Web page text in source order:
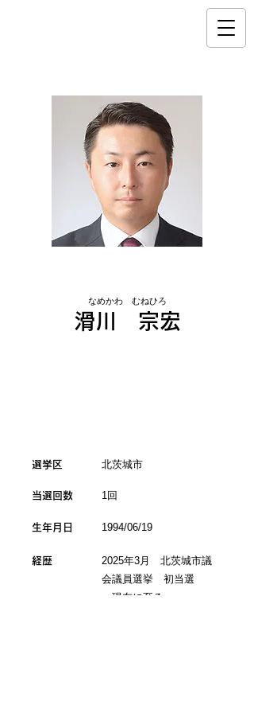
滑川 宗宏
なめかわ むねひろ
​選挙区 北茨城市
当選回数 1回
生年月日 1994/06/19
経歴
2025年3月 北茨城市議
会議員選挙 初当選
～現在に至る